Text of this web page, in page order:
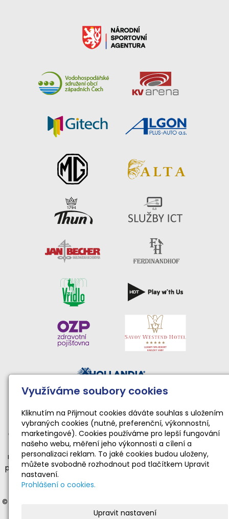
Národní sportovní agentura • Karlovarský kraj • Statutární
město Karlovy Vary
Činnost TopGym Karlovy Vary pro rok 2026 byla podpořena
dotací Národní sportovní agentury ve výši 169 100 Kč
na zabezpečení sportovní, tělovýchovné a organizační funkce
příjemce dotace realizující sportovní aktivity dětí a mládeže ve
věku od 4 do 19 let v souladu s platnými a registrovanými
© 2012-2025 Moderní gymnastika Karlovy Vary
vyhrazena | © Web vytvořil:Gitech|mail|adm
Využíváme soubory cookies
Kliknutím na Přijmout cookies dáváte souhlas s uložením
vybraných cookies (nutné, preferenční, výkonnostní,
marketingové). Cookies používáme pro lepší fungování
našeho webu, měření jeho výkonnosti a cílení a
personalizaci reklam. To jaké cookies budou uloženy,
můžete svobodně rozhodnout pod tlačítkem Upravit
nastavení.
Prohlášení o cookies.
Upravit nastavení